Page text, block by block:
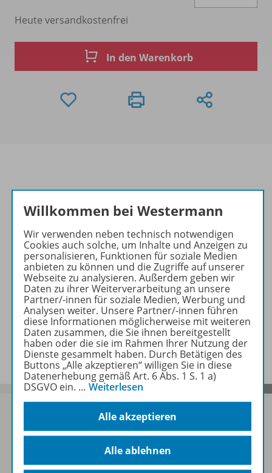
Heute versandkostenfrei
In den Warenkorb
Produktinformationen
Beschreibung
Zugehörige Produkte
Lösungen
Willkommen bei Westermann
Wir verwenden neben technisch notwendigen
Cookies auch solche, um Inhalte und Anzeigen zu
personalisieren, Funktionen für soziale Medien
anbieten zu können und die Zugriffe auf unserer
Webseite zu analysieren. Außerdem geben wir
Daten zu ihrer Weiterverarbeitung an unsere
Partner/-innen für soziale Medien, Werbung und
Analysen weiter. Unsere Partner/-innen führen
diese Informationen möglicherweise mit weiteren
Daten zusammen, die Sie ihnen bereitgestellt
haben oder die sie im Rahmen Ihrer Nutzung der
Dienste gesammelt haben. Durch Betätigen des
Buttons „Alle akzeptieren“ willigen Sie in diese
Datenerhebung gemäß Art. 6 Abs. 1 S. 1 a)
DSGVO ein. … Weiterlesen
Alle akzeptieren
Alle ablehnen